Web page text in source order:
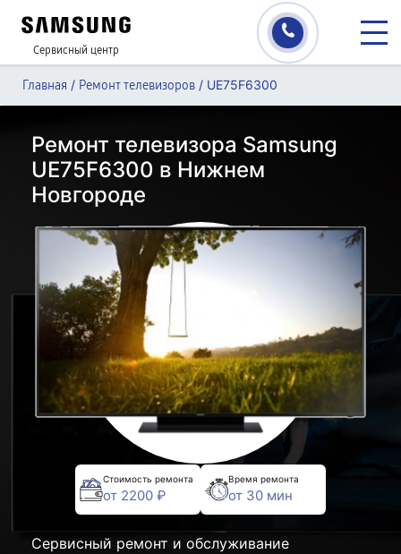
Сервисный центр
Главная / Ремонт телевизоров / UE75F6300
Ремонт телевизора Samsung
UE75F6300 в Нижнем
Новгороде
Стоимость ремонта
от 2200 ₽
Время ремонта
от 30 мин
Сервисный ремонт и обслуживание